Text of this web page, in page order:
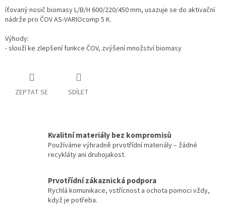
íťovaný nosič biomasy L/B/H 600/220/450 mm, usazuje se do aktivační
nádrže pro ČOV AS-VARIOcomp 5 K.
Výhody:
- slouží ke zlepšení funkce ČOV, zvýšení množství biomasy
ZEPTAT SE SDÍLET
Kvalitní materiály bez kompromisů
Používáme výhradně prvotřídní materiály – žádné
recykláty ani druhojakost.
Prvotřídní zákaznická podpora
Rychlá komunikace, vstřícnost a ochota pomoci vždy,
když je potřeba.